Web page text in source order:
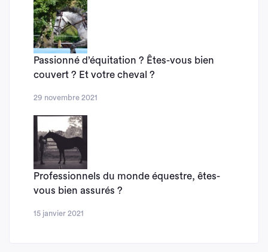
Passionné d’équitation ? Êtes-vous bien
couvert ? Et votre cheval ?
29 novembre 2021
Professionnels du monde équestre, êtes-
vous bien assurés ?
15 janvier 2021